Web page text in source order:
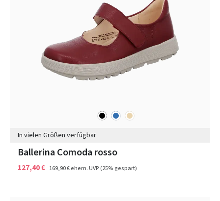
schwarz
blau beige
In vielen Größen verfügbar
Ballerina Comoda rosso
127,40 € 169,90 €ehem. UVP(25% gespart)